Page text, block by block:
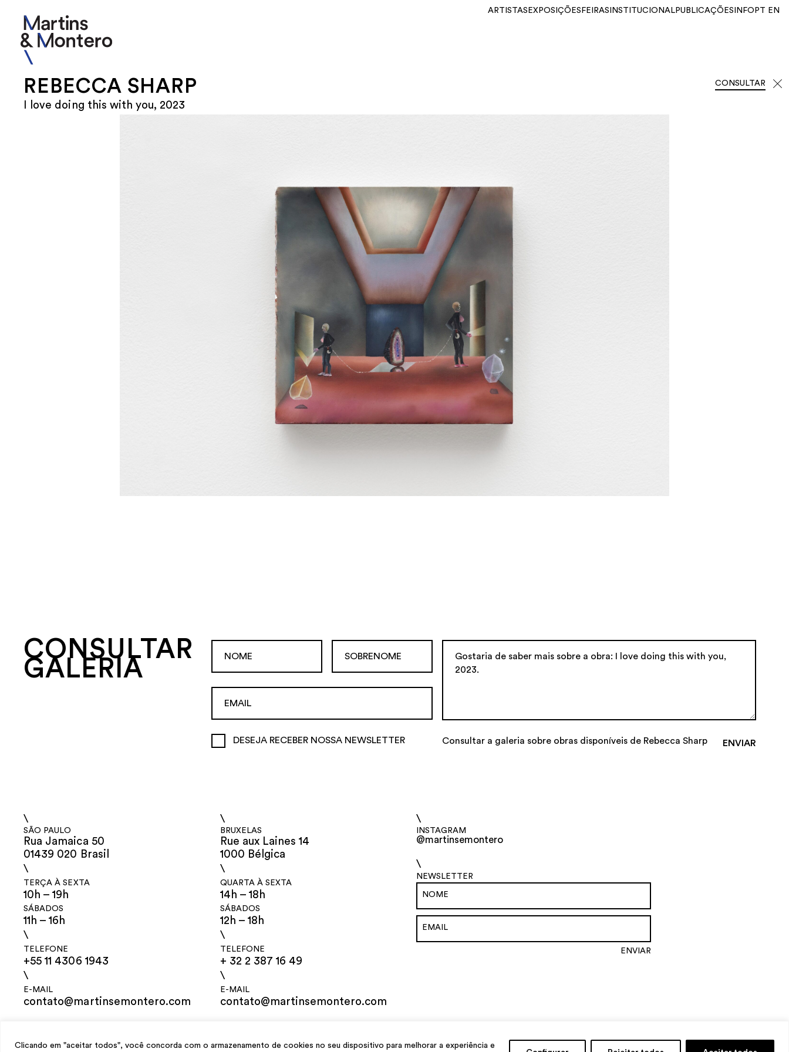
Clicando em "aceitar todos", você concorda com o armazenamento de cookies no seu dispositivo para melhorar a experiência e
ARTISTAS EXPOSIÇÕES FEIRAS INSTITUCIONAL PUBLICAÇÕES INFO PT EN
REBECCA SHARP
I love doing this with you, 2023
CONSULTAR
CONSULTAR
GALERIA
DESEJA RECEBER NOSSA NEWSLETTER Consultar a galeria sobre obras disponíveis de Rebecca Sharp
\
SÃO PAULO
Rua Jamaica 50
01439 020 Brasil
\
TERÇA À SEXTA
10h – 19h
SÁBADOS
11h – 16h
\
TELEFONE
+55 11 4306 1943
\
E-MAIL
contato@martinsemontero.com
\
BRUXELAS
Rue aux Laines 14
1000 Bélgica
\
QUARTA À SEXTA
14h – 18h
SÁBADOS
12h – 18h
\
TELEFONE
+ 32 2 387 16 49
\
E-MAIL
contato@martinsemontero.com
\
INSTAGRAM
@martinsemontero
\
NEWSLETTER